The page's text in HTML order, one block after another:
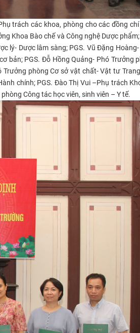
trách các khoa, phòng cho các đồng
Khoa Bào chế và Công nghệ Dược
lý- Dược lâm sàng; PGS. Vũ Đặng
bản; PGS. Đỗ Hồng Quảng- Phó Trưởng
phòng Cơ sở vật chất- Vật tư
chính; PGS. Đào Thị Vui –Phụ trách
Công tác học viên, sinh viên – Y tế.​